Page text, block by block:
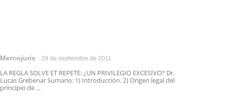
Mercojuris 29 de septiembre de 2011
LA REGLA SOLVE ET REPETE: ¿UN PRIVILEGIO EXCESIVO? Dr.
Lucas Grebenar Sumario: 1) Introducción. 2) Origen legal del
principio de ...